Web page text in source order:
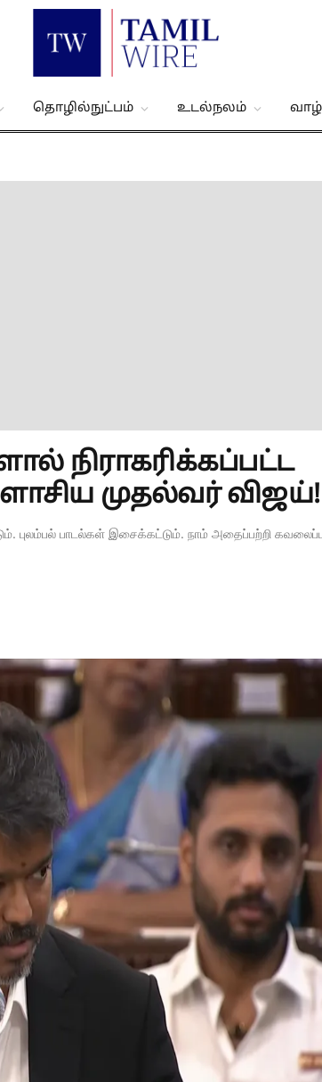
தொழில்நுட்பம் உடல்நலம்
நிராகரிக்கப்பட்ட
முதல்வர் விஜய்!
புலம்பல் பாடல்கள் இசைக்கட்டும். நாம் அதைப்பற்றி